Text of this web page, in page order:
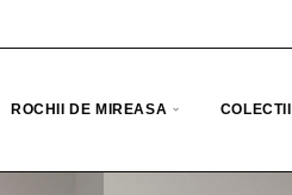
ROCHII DE MIREASA COLECTII